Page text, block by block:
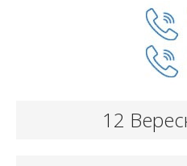
12